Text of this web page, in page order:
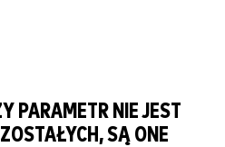
PARAMETR NIE JEST
SĄ ONE